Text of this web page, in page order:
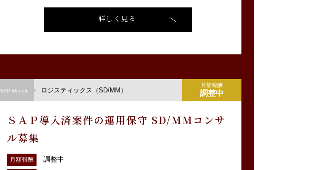
詳しく見る
SAP Module ロジスティックス（SD/MM）
月額報酬
調整中
ＳＡＰ導入済案件の運用保守 SD/MMコンサ
ル募集
月額報酬 調整中